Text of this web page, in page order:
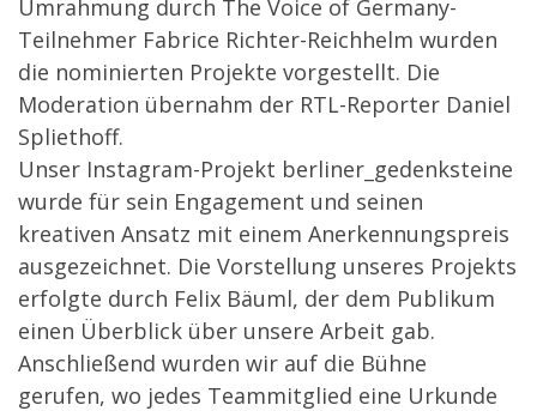
Umrahmung durch The Voice of Germany-
Teilnehmer Fabrice Richter-Reichhelm wurden
die nominierten Projekte vorgestellt. Die
Moderation übernahm der RTL-Reporter Daniel
Spliethoff.
Unser Instagram-Projekt berliner_gedenksteine
wurde für sein Engagement und seinen
kreativen Ansatz mit einem Anerkennungspreis
ausgezeichnet. Die Vorstellung unseres Projekts
erfolgte durch Felix Bäuml, der dem Publikum
einen Überblick über unsere Arbeit gab.
Anschließend wurden wir auf die Bühne
gerufen, wo jedes Teammitglied eine Urkunde